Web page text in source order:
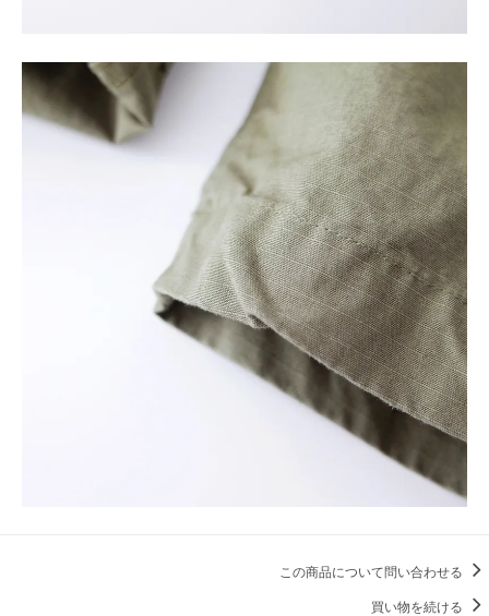
この商品について問い合わせる
買い物を続ける